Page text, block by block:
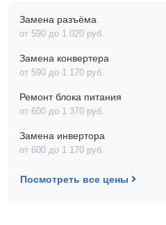
Замена разъёма
от 590 до 1 020 pyб.
Замена конвертера
от 590 до 1 170 pyб.
Ремонт блока питания
от 600 до 1 370 pyб.
Замена инвертора
от 600 до 1 170 pyб.
Посмотреть все цены